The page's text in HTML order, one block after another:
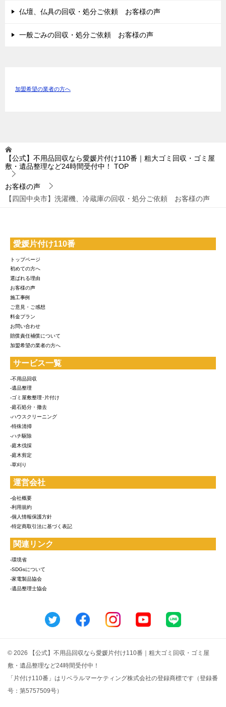
仏壇、仏具の回収・処分ご依頼 お客様の声
一般ごみの回収・処分ご依頼 お客様の声
加盟希望の業者の方へ
【公式】不用品回収なら愛媛片付け110番｜粗大ゴミ回収・ゴミ屋
敷・遺品整理など24時間受付中！
TOP
お客様の声
【四国中央市】洗濯機、冷蔵庫の回収・処分ご依頼 お客様の声
愛媛片付け110番
トップページ
初めての方へ
選ばれる理由
お客様の声
施工事例
ご意見・ご感想
料金プラン
お問い合わせ
賠償責任補償について
加盟希望の業者の方へ
サービス一覧
-不用品回収
-遺品整理
-ゴミ屋敷整理･片付け
-庭石処分・撤去
-ハウスクリーニング
-特殊清掃
-ハチ駆除
-庭木伐採
-庭木剪定
-草刈り
運営会社
-会社概要
-利用規約
-個人情報保護方針
-特定商取引法に基づく表記
関連リンク
-環境省
-SDGsについて
-家電製品協会
-遺品整理士協会
© 2026 【公式】不用品回収なら愛媛片付け110番｜粗大ゴミ回収・ゴミ屋
敷・遺品整理など24時間受付中！
「片付け110番」はリベラルマーケティング株式会社の登録商標です（登録番
号：第5757509号）